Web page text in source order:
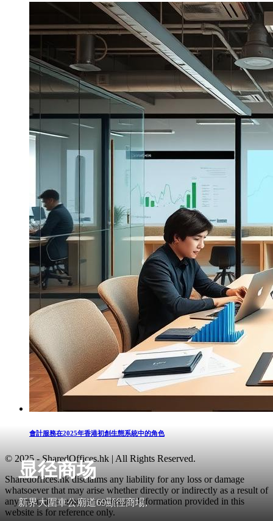
显径商场
新界大圍車公廟道69顯徑商場,
會計服務在2025年香港初創生態系統中的角色
© 2025 - SharedOffices.hk | All Rights Reserved.
Sharedoffices.hk disclaims any liability for any loss or damage
whatsoever that may arise whether directly or indirectly as a result of
any error, inaccuracy or omission. Information provided in this
website is for reference only.